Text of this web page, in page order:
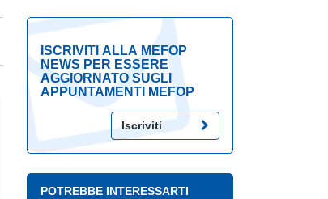
ISCRIVITI ALLA MEFOP
NEWS PER ESSERE
AGGIORNATO SUGLI
APPUNTAMENTI MEFOP
Iscriviti
POTREBBE INTERESSARTI